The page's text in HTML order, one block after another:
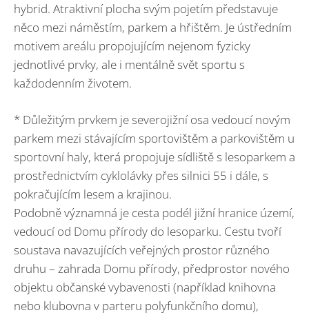
hybrid. Atraktivní plocha svým pojetím představuje
něco mezi náměstím, parkem a hřištěm. Je ústředním
motivem areálu propojujícím nejenom fyzicky
jednotlivé prvky, ale i mentálně svět sportu s
každodenním životem.
* Důležitým prvkem je severojižní osa vedoucí novým
parkem mezi stávajícím sportovištěm a parkovištěm u
sportovní haly, která propojuje sídliště s lesoparkem a
prostřednictvím cyklolávky přes silnici 55 i dále, s
pokračujícím lesem a krajinou.
Podobně významná je cesta podél jižní hranice území,
vedoucí od Domu přírody do lesoparku. Cestu tvoří
soustava navazujících veřejných prostor různého
druhu – zahrada Domu přírody, předprostor nového
objektu občanské vybavenosti (například knihovna
nebo klubovna v parteru polyfunkčního domu),